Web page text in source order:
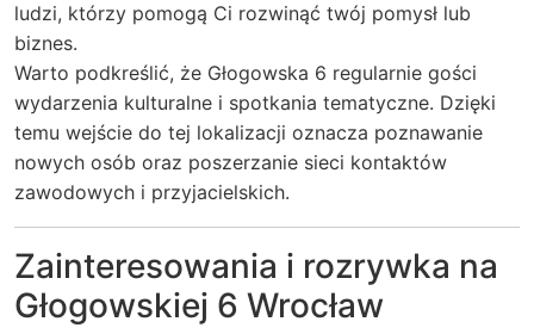
ludzi, którzy pomogą Ci rozwinąć twój pomysł lub
biznes.
Warto podkreślić, że Głogowska 6 regularnie gości
wydarzenia kulturalne i spotkania tematyczne. Dzięki
temu wejście do tej lokalizacji oznacza poznawanie
nowych osób oraz poszerzanie sieci kontaktów
zawodowych i przyjacielskich.
Zainteresowania i rozrywka na
Głogowskiej 6 Wrocław